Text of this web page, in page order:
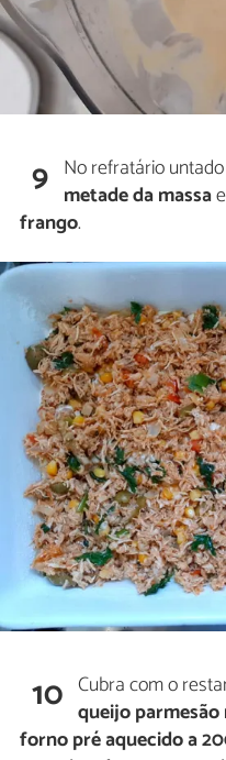
9 No refratário
metade da massa
frango.
10 Cubra com o
queijo
forno pré aquecido a